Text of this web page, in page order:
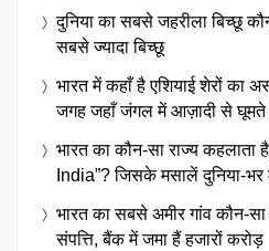
दुनिया का सबसे जहरीला बिच्छू
सबसे ज्यादा बिच्छू
भारत में कहाँ है एशियाई शेरों का
जगह जहाँ जंगल में आज़ादी से
भारत का कौन-सा राज्य
India”? जिसके मसालें दुनिया-भर
भारत का सबसे अमीर गांव कौन-
संपत्ति, बैंक में जमा हैं हजारों करोड़